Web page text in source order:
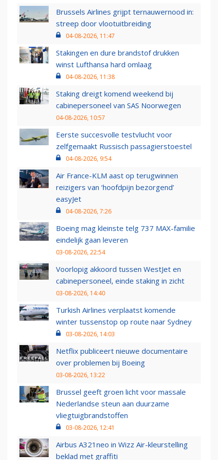
Brussels Airlines grijpt ternauwernood in:
streep door vlootuitbreiding
04-08-2026, 11:47
Stakingen en dure brandstof drukken
winst Lufthansa hard omlaag
04-08-2026, 11:38
Staking dreigt komend weekend bij
cabinepersoneel van SAS Noorwegen
04-08-2026, 10:57
Eerste succesvolle testvlucht voor
zelfgemaakt Russisch passagierstoestel
04-08-2026, 9:54
Air France-KLM aast op terugwinnen
reizigers van ‘hoofdpijn bezorgend’
easyJet
04-08-2026, 7:26
Boeing mag kleinste telg 737 MAX-familie
eindelijk gaan leveren
03-08-2026, 22:54
Voorlopig akkoord tussen WestJet en
cabinepersoneel, einde staking in zicht
03-08-2026, 14:40
Turkish Airlines verplaatst komende
winter tussenstop op route naar Sydney
03-08-2026, 14:03
Netflix publiceert nieuwe documentaire
over problemen bij Boeing
03-08-2026, 13:22
Brussel geeft groen licht voor massale
Nederlandse steun aan duurzame
vliegtuigbrandstoffen
03-08-2026, 12:41
Airbus A321neo in Wizz Air-kleurstelling
beklad met graffiti